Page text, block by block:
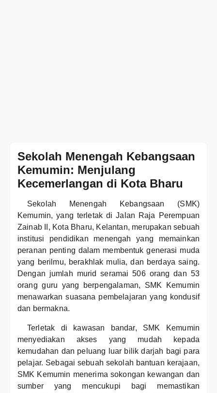
Sekolah Menengah Kebangsaan
Kemumin: Menjulang
Kecemerlangan di Kota Bharu
Sekolah Menengah Kebangsaan (SMK)
Kemumin, yang terletak di Jalan Raja Perempuan
Zainab II, Kota Bharu, Kelantan, merupakan sebuah
institusi pendidikan menengah yang memainkan
peranan penting dalam membentuk generasi muda
yang berilmu, berakhlak mulia, dan berdaya saing.
Dengan jumlah murid seramai 506 orang dan 53
orang guru yang berpengalaman, SMK Kemumin
menawarkan suasana pembelajaran yang kondusif
dan bermakna.
Terletak di kawasan bandar, SMK Kemumin
menyediakan akses yang mudah kepada
kemudahan dan peluang luar bilik darjah bagi para
pelajar. Sebagai sebuah sekolah bantuan kerajaan,
SMK Kemumin menerima sokongan kewangan dan
sumber yang mencukupi bagi memastikan